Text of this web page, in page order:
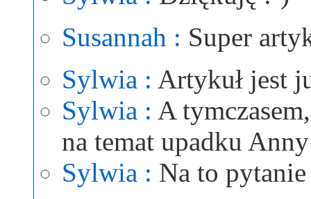
Susannah : Super
Sylwia : Artykuł jest
Sylwia : A
na temat upadku
Sylwia : Na to